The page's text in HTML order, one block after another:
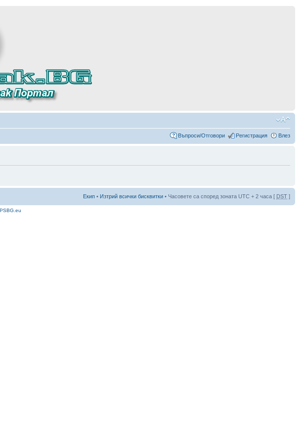
Въпроси/Отговори Регистрация Влез
Екип • Изтрий всички бисквитки • Часовете са според зоната UTC + 2 часа [ DST ]